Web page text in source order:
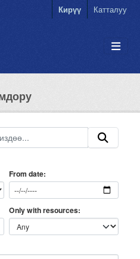
Кирүү Катталуу
From date
Only with resources